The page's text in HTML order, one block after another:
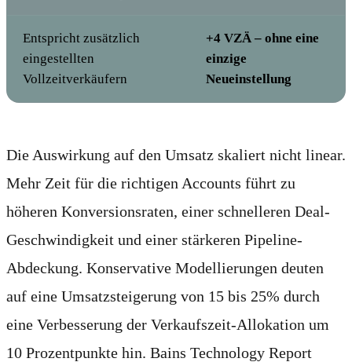
Entspricht zusätzlich
eingestellten
Vollzeitverkäufern
+4 VZÄ – ohne eine
einzige
Neueinstellung
Die Auswirkung auf den Umsatz skaliert nicht linear.
Mehr Zeit für die richtigen Accounts führt zu
höheren Konversionsraten, einer schnelleren Deal-
Geschwindigkeit und einer stärkeren Pipeline-
Abdeckung. Konservative Modellierungen deuten
auf eine Umsatzsteigerung von 15 bis 25% durch
eine Verbesserung der Verkaufszeit-Allokation um
10 Prozentpunkte hin. Bains Technology Report